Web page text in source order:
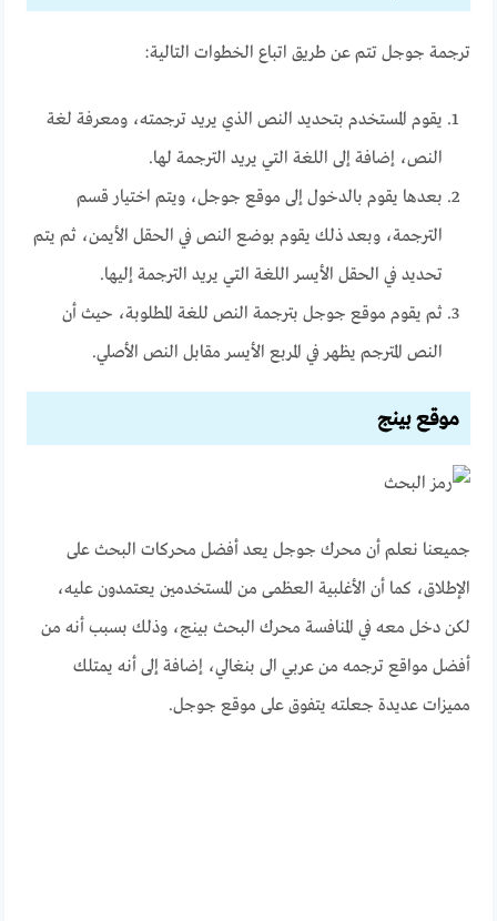
ترجمة جوجل تتم عن طريق اتباع الخطوات التالية:
يقوم المستخدم بتحديد النص الذي يريد ترجمته، ومعرفة لغة
النص، إضافة إلى اللغة التي يريد الترجمة لها.
بعدها يقوم بالدخول إلى موقع جوجل، ويتم اختيار قسم
الترجمة، وبعد ذلك يقوم بوضع النص في الحقل الأيمن، ثم يتم
تحديد في الحقل الأيسر اللغة التي يريد الترجمة إليها.
ثم يقوم موقع جوجل بترجمة النص للغة المطلوبة، حيث أن
النص المترجم يظهر في المربع الأيسر مقابل النص الأصلي.
موقع بينج
جميعنا نعلم أن محرك جوجل يعد أفضل محركات البحث على
الإطلاق، كما أن الأغلبية العظمى من المستخدمين يعتمدون عليه،
لكن دخل معه في المنافسة محرك البحث بينج، وذلك بسبب أنه من
أفضل مواقع ترجمه من عربي الى بنغالي، إضافة إلى أنه يمتلك
مميزات عديدة جعلته يتفوق على موقع جوجل.